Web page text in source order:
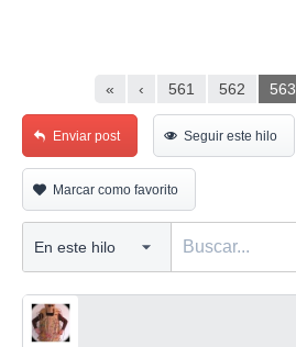
« ‹ 561 562 563
Enviar post Seguir este hilo
Marcar como favorito